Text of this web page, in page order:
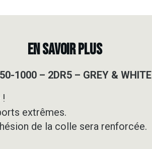
Kit
AM
1000
EN SAVOIR PLUS
1000 – 2DR5 – GREY & WHITE
extrêmes.
de la colle sera renforcée.